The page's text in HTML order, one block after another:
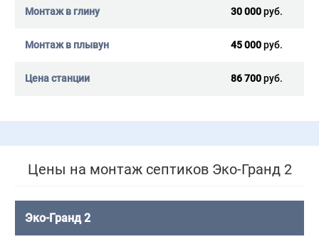
30 000руб.
45 000руб.
86 700руб.
Цены на монтаж септиков Эко-Гранд 2
Эко-Гранд 2